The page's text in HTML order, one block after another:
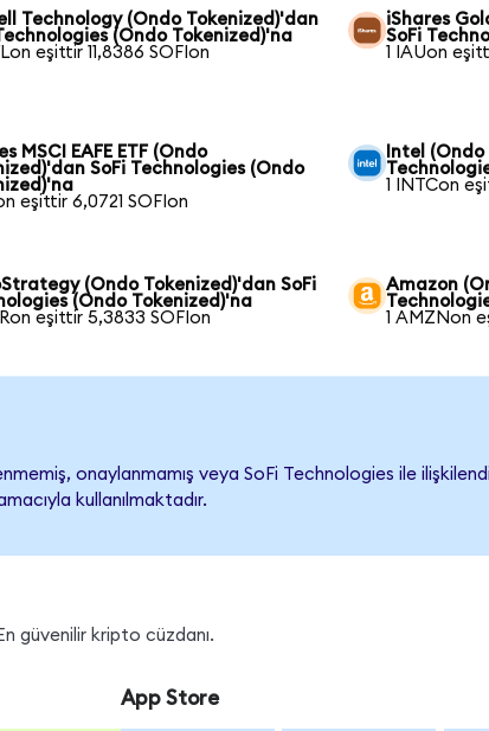
Technology (Ondo Tokenized)'dan
(Ondo Tokenized)'na
eşittir 11,8386 SOFIon
iShares
SoFi
1 IAUon
MSCI EAFE ETF (Ondo
SoFi Technologies (Ondo
eşittir 6,0721 SOFIon
Intel
1 INTCon
(Ondo Tokenized)'dan SoFi
(Ondo Tokenized)'na
eşittir 5,3833 SOFIon
Amazon
1 AMZNon
onaylanmamış veya SoFi Technologies ile
kullanılmaktadır.
güvenilir kripto cüzdanı.
App Store